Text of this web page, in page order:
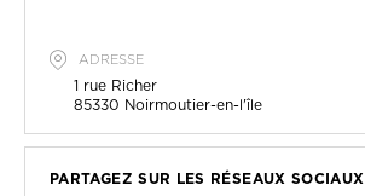
ADRESSE
1 rue Richer
85330 Noirmoutier-en-l'île
PARTAGEZ SUR LES RÉSEAUX SOCIAUX